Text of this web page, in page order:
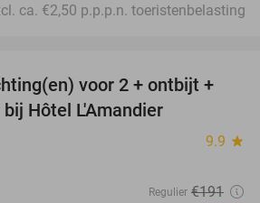
ca. €2,50 p.p.p.n. toeristenbelasting
32%
voor 2 + ontbijt +
Hôtel L'Amandier
9.9 star
Regulier €191